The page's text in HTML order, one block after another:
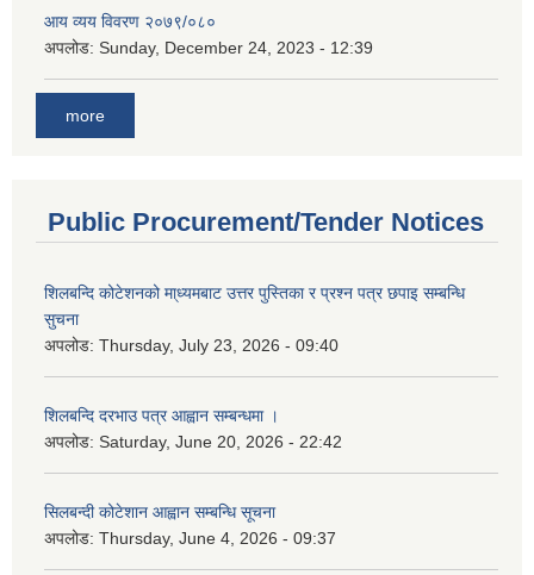
आय व्यय विवरण २०७९/०८०
अपलोड: Sunday, December 24, 2023 - 12:39
more
Public Procurement/Tender Notices
शिलबन्दि कोटेशनको मा्ध्यमबाट उत्तर पुस्तिका र प्रश्न पत्र छपाइ सम्बन्धि
सुचना
अपलोड: Thursday, July 23, 2026 - 09:40
शिलबन्दि दरभाउ पत्र आह्वान सम्बन्धमा ।
अपलोड: Saturday, June 20, 2026 - 22:42
सिलबन्दी कोटेशान आह्वान सम्बन्धि सूचना
अपलोड: Thursday, June 4, 2026 - 09:37